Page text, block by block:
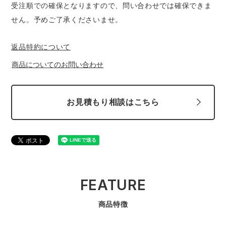
受注順での確保となりますので、問い合わせでは確保できま
せん。予めご了承くださいませ。
返品特約について
商品についてのお問い合わせ
お見積もり相談はこちら
FEATURE
商品特徴